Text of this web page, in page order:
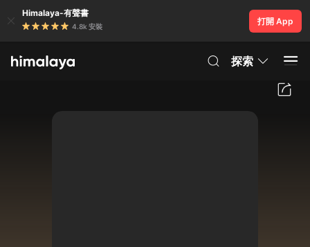
Himalaya-有聲書
4.8k 安裝
打開 App
探索